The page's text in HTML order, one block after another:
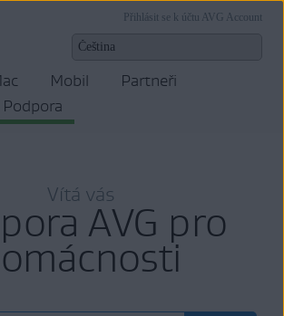
Přihlásit se k účtu AVG Account
Mobil
Partneři
Podpora
Vítá vás
AVG pro